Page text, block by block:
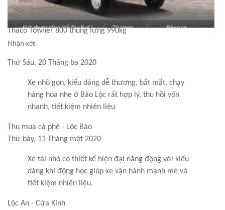
Thaco Towner 800 thùng lửng 990kg
Nhận xét
Thứ Sáu, 20 Tháng ba 2020
Xe nhỏ gọn, kiểu dáng dễ thương, bắt mắt, chạy
hàng hóa nhẹ ở Bảo Lộc rất hợp lý, thu hồi vốn
nhanh, tiết kiệm nhiên liệu
Thu mua cà phê - Lộc Bảo
Thứ bảy, 11 Tháng một 2020
Xe tải nhỏ có thiết kế hiện đại năng động với kiểu
dáng khí động học giúp xe vận hành mạnh mẽ và
tiết kiệm nhiên liệu.
Lộc An - Cửa Kính